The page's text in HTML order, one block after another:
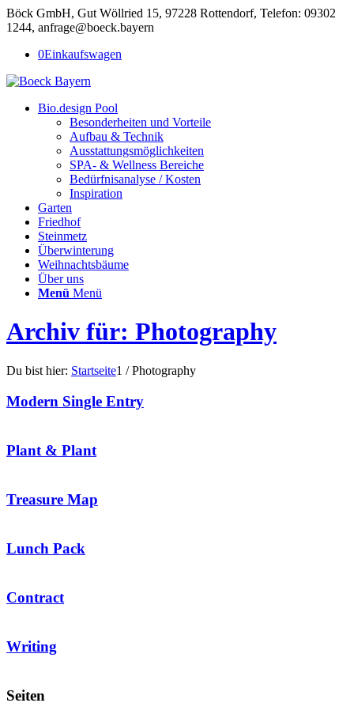
Böck GmbH, Gut Wöllried 15, 97228 Rottendorf, Telefon: 09302
1244, anfrage@boeck.bayern
0Einkaufswagen
Bio.design Pool
Besonderheiten und Vorteile
Aufbau & Technik
Ausstattungsmöglichkeiten
SPA- & Wellness Bereiche
Bedürfnisanalyse / Kosten
Inspiration
Garten
Friedhof
Steinmetz
Überwinterung
Weihnachtsbäume
Über uns
Menü Menü
Archiv für: Photography
Du bist hier: Startseite1 / Photography
Modern Single Entry
Plant & Plant
Treasure Map
Lunch Pack
Contract
Writing
Seiten